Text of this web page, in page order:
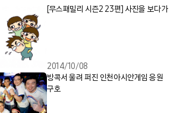
[무스패밀리 시즌2 23편] 사진을 보다가
2014/10/08
방콕서 울려 퍼진 인천아시안게임 응원
구호